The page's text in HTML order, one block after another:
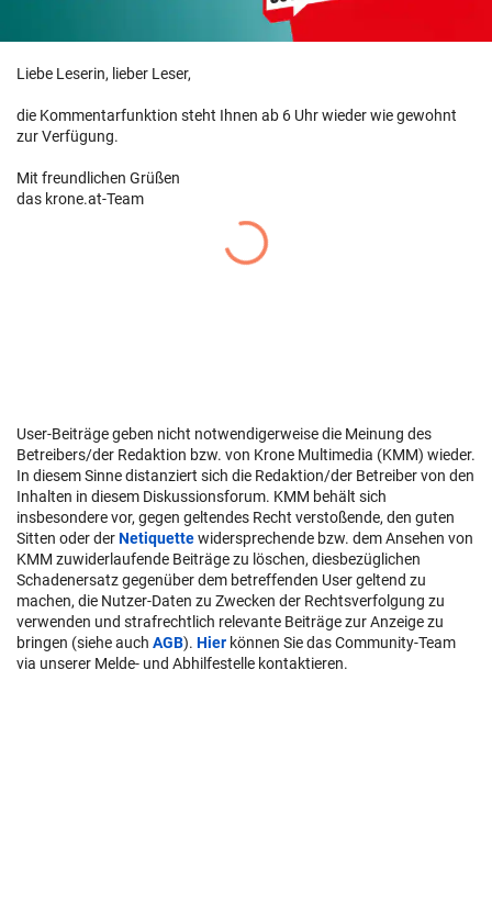
Liebe Leserin, lieber Leser,
die Kommentarfunktion steht Ihnen ab 6 Uhr wieder wie gewohnt
zur Verfügung.
Mit freundlichen Grüßen
das krone.at-Team
User-Beiträge geben nicht notwendigerweise die Meinung des
Betreibers/der Redaktion bzw. von Krone Multimedia (KMM) wieder.
In diesem Sinne distanziert sich die Redaktion/der Betreiber von den
Inhalten in diesem Diskussionsforum. KMM behält sich
insbesondere vor, gegen geltendes Recht verstoßende, den guten
Sitten oder derNetiquettewidersprechende bzw. dem Ansehen von
KMM zuwiderlaufende Beiträge zu löschen, diesbezüglichen
Schadenersatz gegenüber dem betreffenden User geltend zu
machen, die Nutzer-Daten zu Zwecken der Rechtsverfolgung zu
verwenden und strafrechtlich relevante Beiträge zur Anzeige zu
bringen (siehe auch AGB). Hier können Sie das Community-Team
via unserer Melde- und Abhilfestelle kontaktieren.